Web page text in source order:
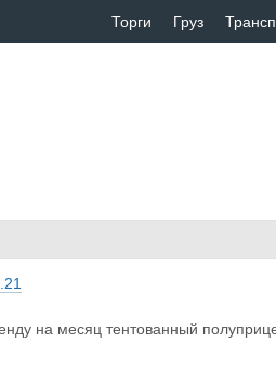
Торги Груз
на месяц тентованный